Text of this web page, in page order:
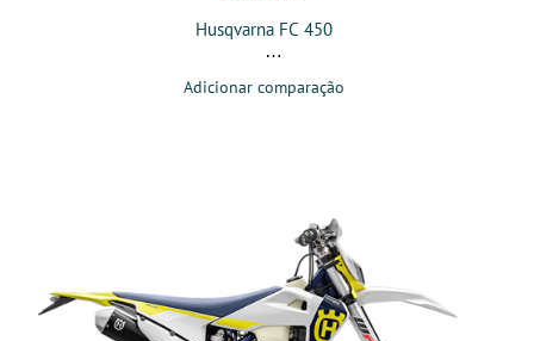
Husqvarna FC 450
Adicionar comparação